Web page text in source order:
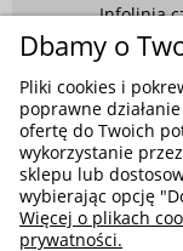
Infolinia
ul.
ul.
Dbamy o
Pliki cookies i
poprawne
ofertę do Twoich
wykorzystanie
sklepu lub
wybierając opcję
Więcej o plikach
prywatności.